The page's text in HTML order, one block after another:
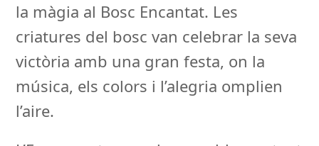
la màgia al Bosc Encantat. Les
criatures del bosc van celebrar la seva
victòria amb una gran festa, on la
música, els colors i l’alegria omplien
l’aire.